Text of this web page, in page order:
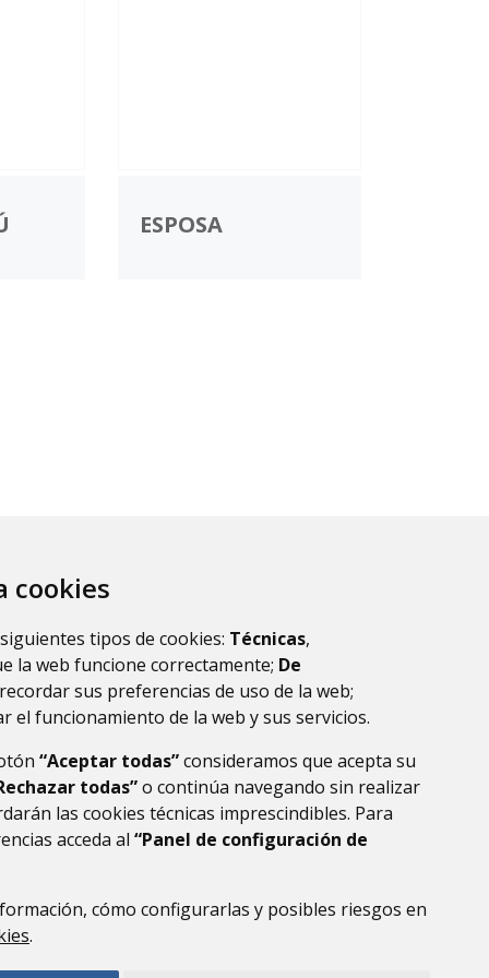
cookies
tipos de cookies: Técnicas,
la web funcione correctamente; De
sus preferencias de uso de la web;
el funcionamiento de la web y sus servicios.
“Aceptar todas”consideramos que acepta su
todas”o continúa navegando sin realizar
las cookies técnicas imprescindibles. Para
acceda al “Panel de configuración de
cómo configurarlas y posibles riesgos en
.
ESPOSA
DATOS ACCESIBILIDAD POLÍTICA DE COOKIES